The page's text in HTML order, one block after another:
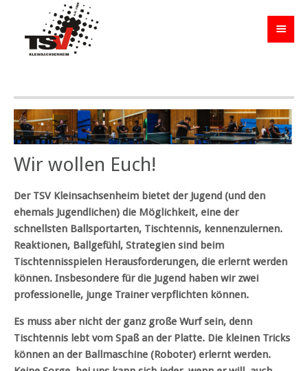
Wir wollen Euch!
Der TSV Kleinsachsenheim bietet der Jugend (und den
ehemals Jugendlichen) die Möglichkeit, eine der
schnellsten Ballsportarten, Tischtennis, kennenzulernen.
Reaktionen, Ballgefühl, Strategien sind beim
Tischtennisspielen Herausforderungen, die erlernt werden
können. Insbesondere für die Jugend haben wir zwei
professionelle, junge Trainer verpflichten können.
Es muss aber nicht der ganz große Wurf sein, denn
Tischtennis lebt vom Spaß an der Platte. Die kleinen Tricks
können an der Ballmaschine (Roboter) erlernt werden.